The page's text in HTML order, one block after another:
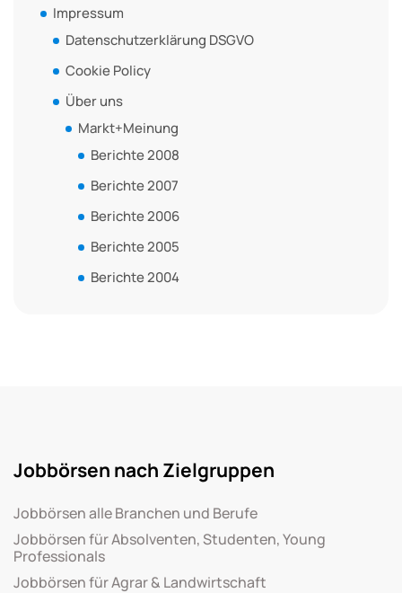
Impressum
Datenschutzerklärung DSGVO
Cookie Policy
Über uns
Markt+Meinung
Berichte 2008
Berichte 2007
Berichte 2006
Berichte 2005
Berichte 2004
Jobbörsen nach Zielgruppen
Jobbörsen alle Branchen und Berufe
Jobbörsen für Absolventen, Studenten, Young
Professionals
Jobbörsen für Agrar & Landwirtschaft